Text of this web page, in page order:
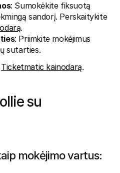
: Sumokėkite fiksuotą
sandorį. Perskaitykite
.
: Priimkite mokėjimus
sutarties.
Ticketmatic kainodarą.
su
mokėjimo vartus: